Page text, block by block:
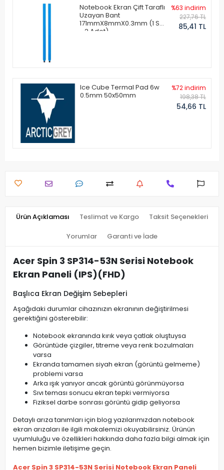
Notebook Ekran Çift Taraflı
Uzayan Bant
171mmX8mmX0.3mm (1 Set
- 2 Adet)
%63 indirim
227,76 TL
85,41 TL
Ice Cube Termal Pad 6w
0.5mm 50x50mm
%72 indirim
198,38 TL
54,66 TL
Ürün Açıklaması Teslimat ve Kargo Taksit Seçenekleri
Yorumlar Garanti ve İade
Acer Spin 3 SP314-53N Serisi Notebook
Ekran Paneli (IPS)(FHD)
Başlıca Ekran Değişim Sebepleri
Aşağıdaki durumlar cihazınızın ekranının değiştirilmesi
gerektiğini gösterebilir:
Notebook ekranında kırık veya çatlak oluştuysa
Görüntüde çizgiler, titreme veya renk bozulmaları
varsa
Ekranda tamamen siyah ekran (görüntü gelmeme)
problemi varsa
Arka ışık yanıyor ancak görüntü görünmüyorsa
Sıvı teması sonucu ekran tepki vermiyorsa
Fiziksel darbe sonrası görüntü gidip geliyorsa
Detaylı arıza tanımları için blog yazılarımızdan notebook
ekran arızaları ile ilgili makalemizi okuyabilirsiniz. Ürünün
uyumluluğu ve özellikleri hakkında daha fazla bilgi almak için
hemen bizimle iletişime geçin.
Acer Spin 3 SP314-53N Serisi Notebook Ekran Paneli